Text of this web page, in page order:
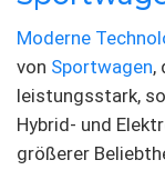
Moderne
von Sportwagen,
leistungsstark,
Hybrid- und
größerer